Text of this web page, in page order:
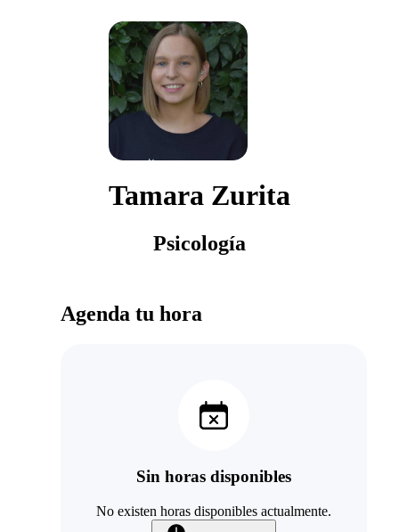
Tamara Zurita
Psicología
Agenda tu hora
Sin horas disponibles
No existen horas disponibles actualmente.